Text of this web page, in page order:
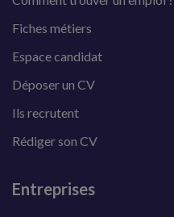
Fiches métiers
Espace candidat
Déposer un CV
Ils recrutent
Rédiger son CV
Entreprises